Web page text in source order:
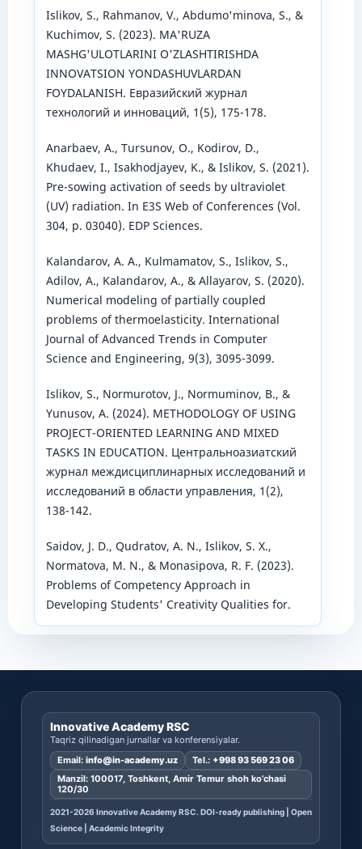
Islikov, S., Rahmanov, V., Abdumo'minova, S., &
Kuchimov, S. (2023). MA'RUZA
MASHG'ULOTLARINI O'ZLASHTIRISHDA
INNOVATSION YONDASHUVLARDAN
FOYDALANISH. Евразийский журнал
технологий и инноваций, 1(5), 175-178.
Anarbaev, A., Tursunov, O., Kodirov, D.,
Khudaev, I., Isakhodjayev, K., & Islikov, S. (2021).
Pre-sowing activation of seeds by ultraviolet
(UV) radiation. In E3S Web of Conferences (Vol.
304, p. 03040). EDP Sciences.
Kalandarov, A. A., Kulmamatov, S., Islikov, S.,
Adilov, A., Kalandarov, A., & Allayarov, S. (2020).
Numerical modeling of partially coupled
problems of thermoelasticity. International
Journal of Advanced Trends in Computer
Science and Engineering, 9(3), 3095-3099.
Islikov, S., Normurotov, J., Normuminov, B., &
Yunusov, A. (2024). METHODOLOGY OF USING
PROJECT-ORIENTED LEARNING AND MIXED
TASKS IN EDUCATION. Центральноазиатский
журнал междисциплинарных исследований и
исследований в области управления, 1(2),
138-142.
Saidov, J. D., Qudratov, A. N., Islikov, S. X.,
Normatova, M. N., & Monasipova, R. F. (2023).
Problems of Competency Approach in
Developing Students' Creativity Qualities for.
Innovative Academy RSC
Taqriz qilinadigan jurnallar va konferensiyalar.
Email: info@in-academy.uz Tel.: +998 93 569 23 06
Manzil: 100017, Toshkent, Amir Temur shoh ko’chasi
120/30
2021-2026 Innovative Academy RSC. DOI-ready publishing | Open
Science | Academic Integrity